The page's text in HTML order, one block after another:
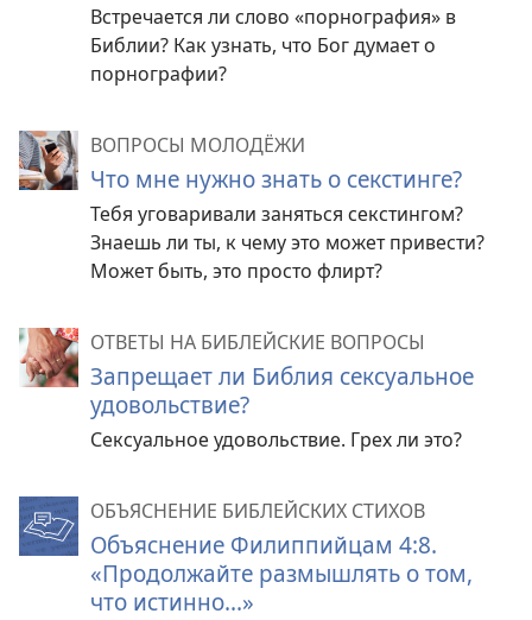
Встречается ли слово «порнография» в
Библии? Как узнать, что Бог думает о
порнографии?
ВОПРОСЫ МОЛОДЁЖИ
Что мне нужно знать о секстинге?
Тебя уговаривали заняться секстингом?
Знаешь ли ты, к чему это может привести?
Может быть, это просто флирт?
ОТВЕТЫ НА БИБЛЕЙСКИЕ ВОПРОСЫ
Запрещает ли Библия сексуальное
удовольствие?
Сексуальное удовольствие. Грех ли это?
ОБЪЯСНЕНИЕ БИБЛЕЙСКИХ СТИХОВ
Объяснение Филиппийцам 4:8.
«Продолжайте размышлять о том,
что истинно...»